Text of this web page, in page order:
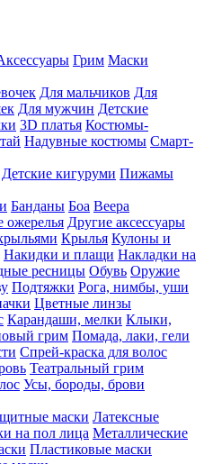
Грим Маски
Для мальчиков Для
Для мужчин Детские
3D платья Костюмы-
Надувные костюмы Смарт-
Детские кигуруми Пижамы
Банданы Боа Веера
ожерелья Другие аксессуары
Крылья Кулоны и
Накидки и плащи Накладки на
ресницы Обувь Оружие
Подтяжки Рога, нимбы, уши
Цветные линзы
Карандаши, мелки Клыки,
грим Помада, лаки, гели
Спрей-краска для волос
Театральный грим
Усы, бороды, брови
маски Латексные
на пол лица Металлические
Пластиковые маски